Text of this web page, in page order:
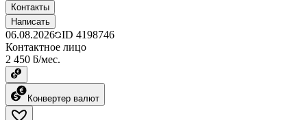
Контакты
Написать
06.08.2026 ID 4198746
Контактное лицо
2 450 ƃ/мес.
Конвертер валют